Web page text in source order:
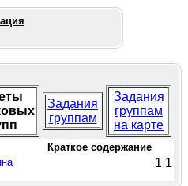
Задания
группам
Задания
группам
на карте
Краткое содержание
1 1